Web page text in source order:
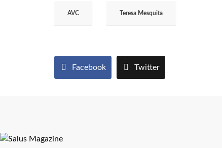
AVC Teresa Mesquita
Facebook Twitter